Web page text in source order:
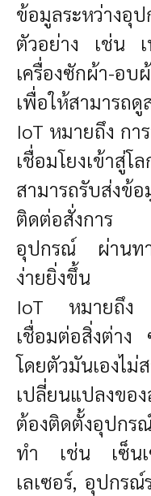
ข้อมูลระหว่าง
ตัวอย่าง เช่น
เครื่องซักผ้า-อบ
เพื่อให้สามารถดู
IoT หมายถึง ก
เชื่อมโยงเข้าสู่
สามารถรับส่ง
ติดต่อสั่งการ
อุปกรณ์ ผ่านทา
ง่ายยิ่งขึ้น
IoT หมายถึง
เชื่อมต่อสิ่งต่าง
โดยตัวมันเองไม่
เปลี่ยนแปลงขอ
ต้องติดตั้งอุปก
ทำ เช่น เซ็นเ
เลเซอร์, อุปกร